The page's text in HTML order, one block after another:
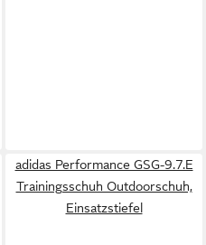
adidas Performance GSG-9.7.E
Trainingsschuh Outdoorschuh,
Einsatzstiefel